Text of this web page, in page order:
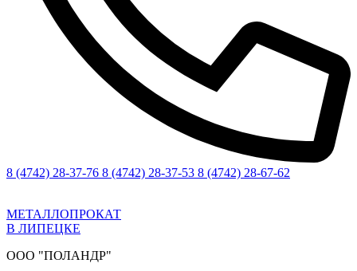
8 (4742) 28-37-76 8 (4742) 28-37-53 8 (4742) 28-67-62
МЕТАЛЛОПРОКАТ
В ЛИПЕЦКЕ
ООО "ПОЛАНДР"